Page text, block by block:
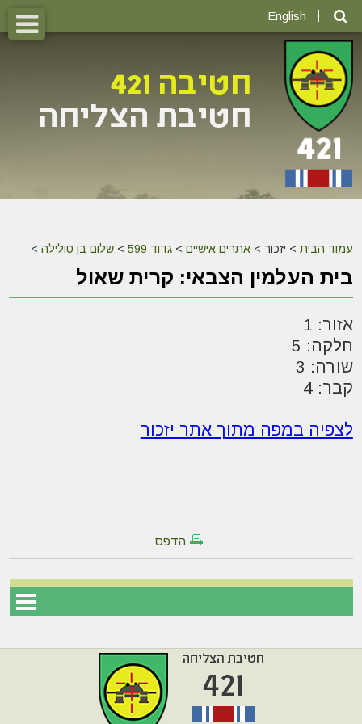
English
עמוד הבית > יזכור >אתרים אישיים >גדוד 599 >שלום בן טולילה >
בית העלמין הצבאי: קרית שאול
אזור: 1
חלקה: 5
שורה: 3
קבר: 4
לצפיה במפה מתוך אתר יזכור
הדפס